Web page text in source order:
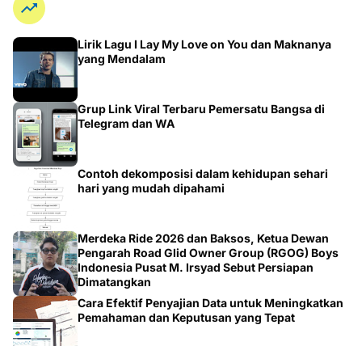
yang Mendalam
Telegram dan WA
hari yang mudah dipahami
Pengarah Road Glid Owner Group (RGOG) Boys
Indonesia Pusat M. Irsyad Sebut Persiapan
Dimatangkan
Cara Efektif Penyajian Data untuk Meningkatkan
Pemahaman dan Keputusan yang Tepat